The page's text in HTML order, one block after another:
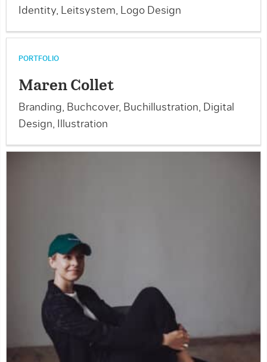
Identity, Leitsystem, Logo Design
PORTFOLIO
Maren Collet
Branding, Buchcover, Buchillustration, Digital
Design, Illustration